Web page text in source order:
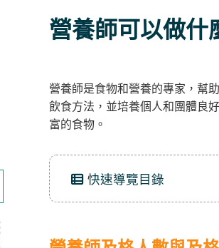
營養師可以做什
營養師是食物和營養的專家，幫
飲食方法，並培養個人和團體良
富的食物。
快速導覽目錄